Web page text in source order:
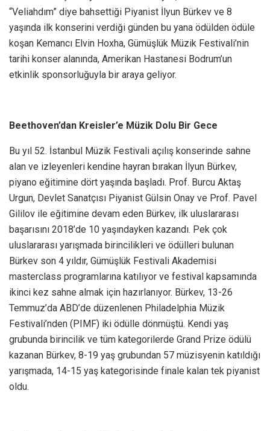
“Veliahdım” diye bahsettiği Piyanist İlyun Bürkev ve 8
yaşında ilk konserini verdiği günden bu yana ödülden ödüle
koşan Kemancı Elvin Hoxha, Gümüşlük Müzik Festivali’nin
tarihi konser alanında, Amerikan Hastanesi Bodrum’un
etkinlik sponsorluğuyla bir araya geliyor.
Beethoven’dan Kreisler’e Müzik Dolu Bir Gece
Bu yıl 52. İstanbul Müzik Festivali açılış konserinde sahne
alan ve izleyenleri kendine hayran bırakan İlyun Bürkev,
piyano eğitimine dört yaşında başladı. Prof. Burcu Aktaş
Urgun, Devlet Sanatçısı Piyanist Gülsin Onay ve Prof. Pavel
Gililov ile eğitimine devam eden Bürkev, ilk uluslararası
başarısını 2018’de 10 yaşındayken kazandı. Pek çok
uluslararası yarışmada birincilikleri ve ödülleri bulunan
Bürkev son 4 yıldır, Gümüşlük Festivali Akademisi
masterclass programlarına katılıyor ve festival kapsamında
ikinci kez sahne almak için hazırlanıyor. Bürkev, 13-26
Temmuz’da ABD’de düzenlenen Philadelphia Müzik
Festivali’nden (PIMF) iki ödülle dönmüştü. Kendi yaş
grubunda birincilik ve tüm kategorilerde Grand Prize ödülü
kazanan Bürkev, 8-19 yaş grubundan 57 müzisyenin katıldığı
yarışmada, 14-15 yaş kategorisinde finale kalan tek piyanist
oldu.